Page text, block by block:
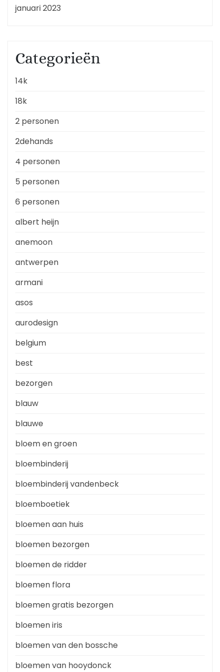
januari 2023
Categorieën
14k
18k
2 personen
2dehands
4 personen
5 personen
6 personen
albert heijn
anemoon
antwerpen
armani
asos
aurodesign
belgium
best
bezorgen
blauw
blauwe
bloem en groen
bloembinderij
bloembinderij vandenbeck
bloemboetiek
bloemen aan huis
bloemen bezorgen
bloemen de ridder
bloemen flora
bloemen gratis bezorgen
bloemen iris
bloemen van den bossche
bloemen van hooydonck